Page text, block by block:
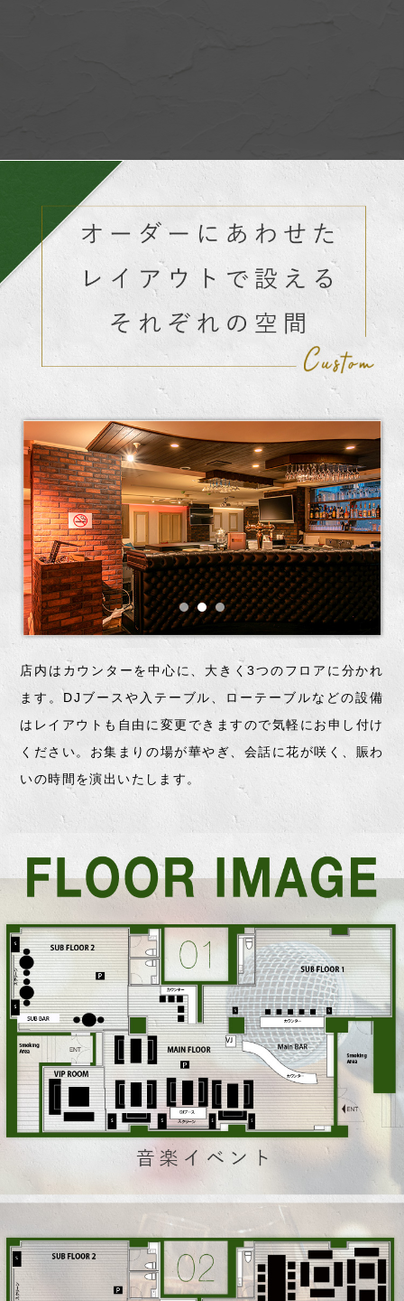
店内はカウンターを中心に、大きく3つのフロアに分かれ
ます。DJブースや入テーブル、ローテーブルなどの設備
はレイアウトも自由に変更できますので気軽にお申し付け
ください。お集まりの場が華やぎ、会話に花が咲く、賑わ
いの時間を演出いたします。